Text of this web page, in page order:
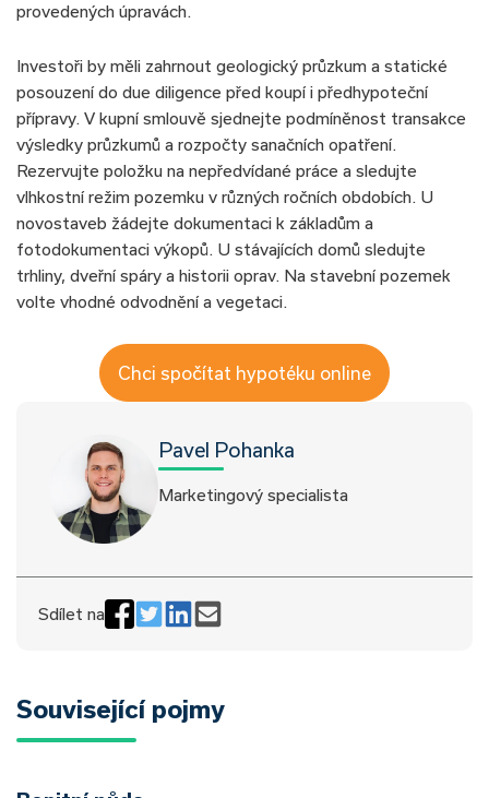
provedených úpravách.
Investoři by měli zahrnout geologický průzkum a statické
posouzení do due diligence před koupí i předhypoteční
přípravy. V kupní smlouvě sjednejte podmíněnost transakce
výsledky průzkumů a rozpočty sanačních opatření.
Rezervujte položku na nepředvídané práce a sledujte
vlhkostní režim pozemku v různých ročních obdobích. U
novostaveb žádejte dokumentaci k základům a
fotodokumentaci výkopů. U stávajících domů sledujte
trhliny, dveřní spáry a historii oprav. Na stavební pozemek
volte vhodné odvodnění a vegetaci.
Chci spočítat hypotéku online
Pavel Pohanka
Marketingový specialista
Sdílet na
Související pojmy